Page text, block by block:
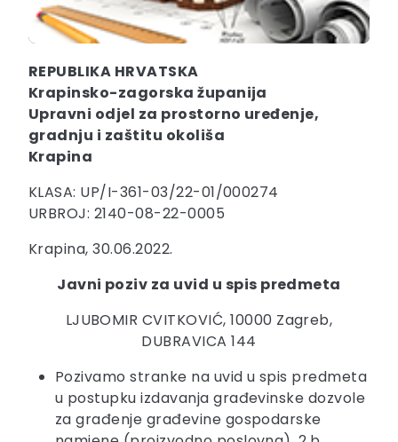
REPUBLIKA HRVATSKA
Krapinsko-zagorska županija
Upravni odjel za prostorno uređenje,
gradnju i zaštitu okoliša
Krapina
KLASA: UP/I-361-03/22-01/000274
URBROJ: 2140-08-22-0005
Krapina, 30.06.2022.
Javni poziv za uvid u spis predmeta
LJUBOMIR CVITKOVIĆ, 10000 Zagreb,
DUBRAVICA 144
Pozivamo stranke na uvid u spis predmeta
u postupku izdavanja građevinske dozvole
za građenje građevine gospodarske